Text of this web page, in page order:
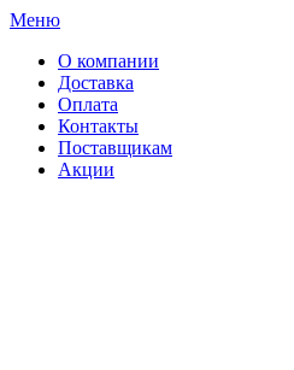
Меню
О компании
Доставка
Оплата
Контакты
Поставщикам
Акции